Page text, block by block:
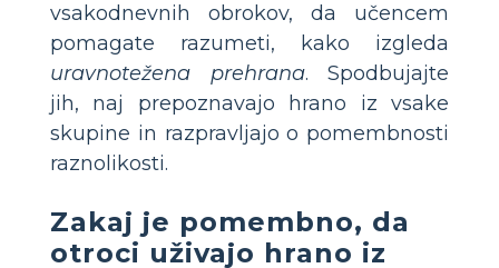
vsakodnevnih obrokov, da učencem
pomagate razumeti, kako izgleda
uravnotežena prehrana. Spodbujajte
jih, naj prepoznavajo hrano iz vsake
skupine in razpravljajo o pomembnosti
raznolikosti.
Zakaj je pomembno, da
otroci uživajo hrano iz